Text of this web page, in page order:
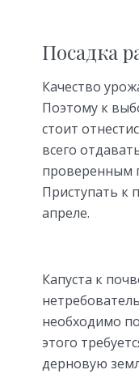
Посадка
Качество
Поэтому к
стоит
всего
проверенным
Приступать к
апреле.
Капуста к
необходимо
этого
дерновую